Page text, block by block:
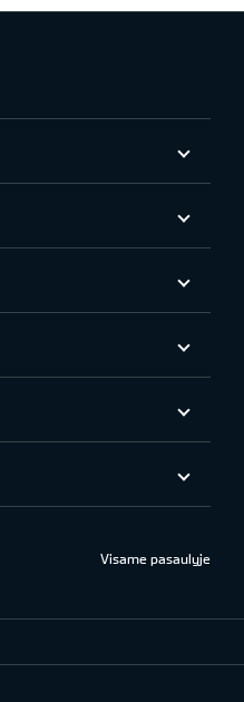
Visame pasaulyje